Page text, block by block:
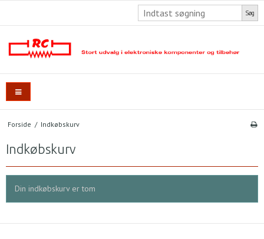
Søg
Forside / Indkøbskurv
Indkøbskurv
Din indkøbskurv er tom